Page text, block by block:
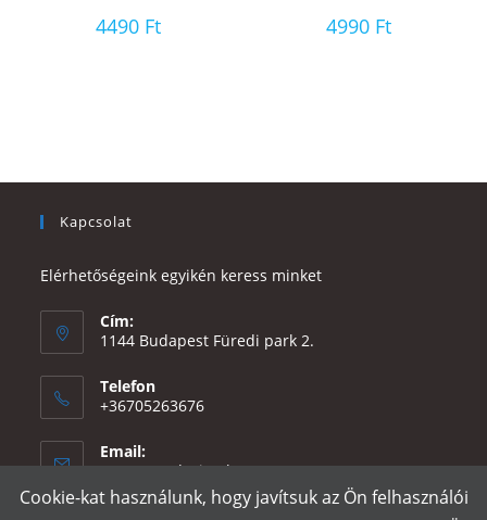
4490 Ft 4990 Ft
Kapcsolat
Elérhetőségeink egyikén keress minket
Cím:
1144 Budapest Füredi park 2.
Telefon
+36705263676
Email:
eszter@e-design.huOpens
in
your
Cookie-kat használunk, hogy javítsuk az Ön felhasználói